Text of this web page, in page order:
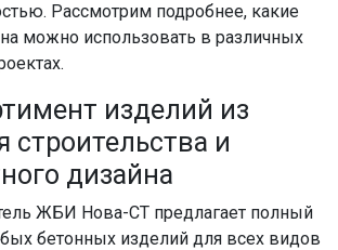
Рассмотрим подробнее, какие
можно использовать в различных
изделий из
строительства и
дизайна
ЖБИ Нова-СТ предлагает полный
бетонных изделий для всех видов